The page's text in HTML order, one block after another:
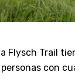
Flysch Trail
con